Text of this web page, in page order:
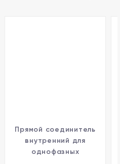
Прямой соединитель
внутренний для
однофазных